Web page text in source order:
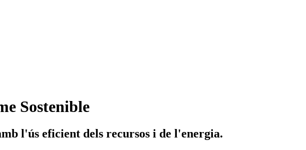
Sostenible
l'ús eficient dels recursos i de l'energia.